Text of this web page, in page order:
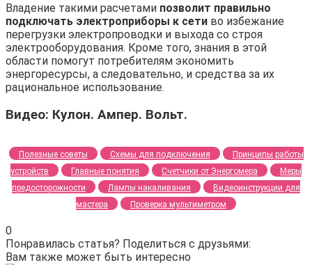
Владение такими расчетами позволит правильно
подключать электроприборы к сети во избежание
перегрузки электропроводки и выхода со строя
электрооборудования. Кроме того, знания в этой
области помогут потребителям экономить
энергоресурсы, а следовательно, и средства за их
рациональное использование.
Видео: Кулон. Ампер. Вольт.
Полезные советы Схемы для подключения
Принципы работы
устройств
Главные понятия Счетчики от Энергомера
Меры
предосторожности
Лампы накаливания
Видеоинструкции для
мастера
Проверка мультиметром
0
Понравилась статья? Поделиться с друзьями:
Вам также может быть интересно